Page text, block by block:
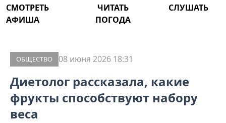
СМОТРЕТЬ ЧИТАТЬ
СЛУШАТЬ
АФИША
ПОГОДА
ОБЩЕСТВО 08 июня 2026 18:31
Диетолог рассказала, какие
фрукты способствуют набору
веса